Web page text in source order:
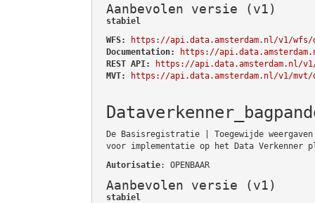
Aanbevolen versie (v1)
stabiel
WFS:
https://api.data.amsterdam.nl/v1/wfs/
Documentation:
https://
REST API:
https://api.data.amsterdam.nl/v1/
MVT:
https://api.data.amsterdam.nl/v1/mvt/
De Basisregistratie | Toegewijde
voor implementatie op het Data Verkenner
Autorisatie: OPENBAAR
Aanbevolen versie (v1)
stabiel